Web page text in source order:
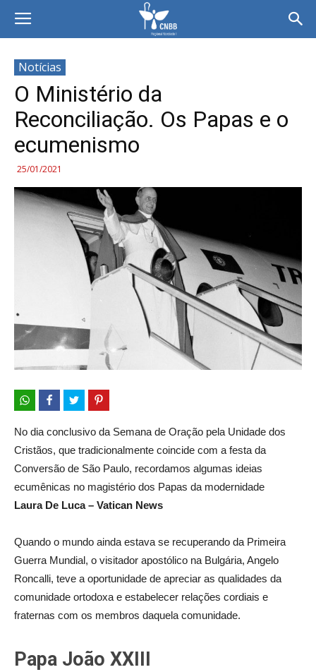
Notícias
O Ministério da
Reconciliação. Os Papas e o
ecumenismo
25/01/2021
No dia conclusivo da Semana de Oração pela Unidade dos
Cristãos, que tradicionalmente coincide com a festa da
Conversão de São Paulo, recordamos algumas ideias
ecumênicas no magistério dos Papas da modernidade
Laura De Luca – Vatican News
Quando o mundo ainda estava se recuperando da Primeira
Guerra Mundial, o visitador apostólico na Bulgária, Angelo
Roncalli, teve a oportunidade de apreciar as qualidades da
comunidade ortodoxa e estabelecer relações cordiais e
fraternas com os membros daquela comunidade.
Papa João XXIII